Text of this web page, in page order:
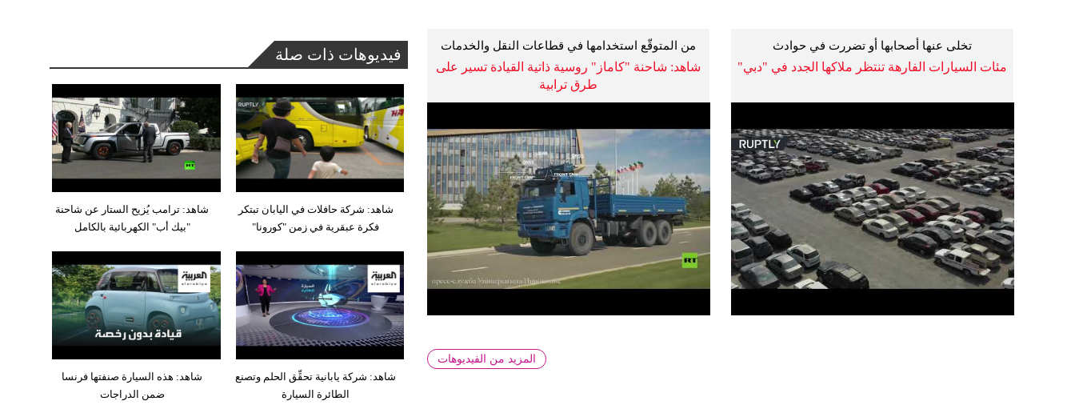
من المتوقّع استخدامها في قطاعات النقل والخدمات
اللوجستية
شاهد: شاحنة "كاماز" روسية ذاتية القيادة تسير على
طرق ترابية
تخلى عنها أصحابها أو تضررت في حوادث
مئات السيارات الفارهة تنتظر ملاكها الجدد في "دبي"
المزيد من الفيديوهات
فيديوهات ذات صلة
شاهد: ترامب يُزيح الستار عن شاحنة
"بيك أب" الكهربائية بالكامل
شاهد: شركة حافلات في اليابان تبتكر
فكرة عبقرية في زمن "كورونا"
شاهد: هذه السيارة صنفتها فرنسا
ضمن الدراجات
شاهد: شركة يابانية تحقِّق الحلم وتصنع
الطائرة السيارة